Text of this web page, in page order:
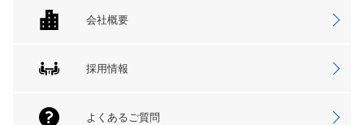
会社概要
採用情報
よくあるご質問